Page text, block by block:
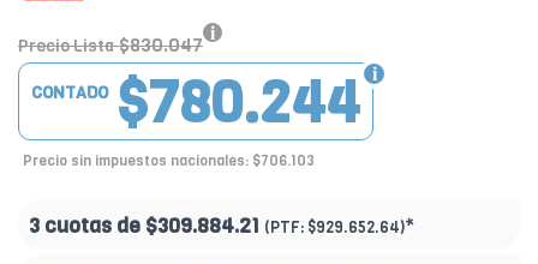
Precio Lista $830.047
$780.244
CONTADO
Precio sin impuestos nacionales: $706.103
3 cuotas de $309.884.21 (PTF: $929.652.64)*